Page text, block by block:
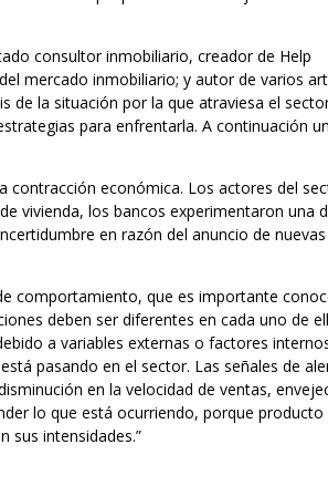
consultor inmobiliario, creador de Help
mercado inmobiliario; y autor de varios
de la situación por la que atraviesa el
para enfrentarla. A continuación
contracción económica. Los actores del
vivienda, los bancos experimentaron una
en razón del anuncio de nuevas
comportamiento, que es importante
deben ser diferentes en cada uno de
a variables externas o factores
pasando en el sector. Las señales de
en la velocidad de ventas,
lo que está ocurriendo, porque producto
sus intensidades.”